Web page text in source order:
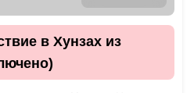
в Хунзах из